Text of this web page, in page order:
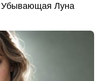
Луна